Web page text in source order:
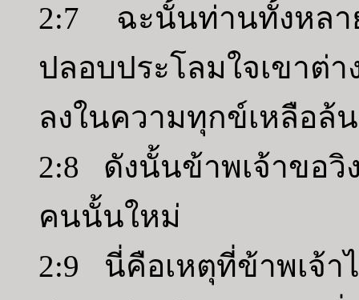
2:7 ฉะนั้นท่านทั้งหล
ปลอบประโลมใจเขาต่
ลงในความทุกข์เหลือล้น
2:8 ดังนั้นข้าพเจ้าขอวิ
คนนั้นใหม่
2:9 นี่คือเหตุที่ข้าพเจ้า